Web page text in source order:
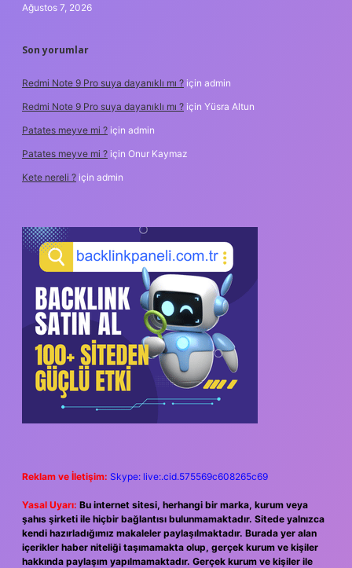
Ağustos 7, 2026
Son yorumlar
Redmi Note 9 Pro suya dayanıklı mı ? için admin
Redmi Note 9 Pro suya dayanıklı mı ? için Yüsra Altun
Patates meyve mi ? için admin
Patates meyve mi ? için Onur Kaymaz
Kete nereli ? için admin
Reklam ve İletişim: Skype: live:.cid.575569c608265c69
Yasal Uyarı: Bu internet sitesi, herhangi bir marka, kurum veya
şahıs şirketi ile hiçbir bağlantısı bulunmamaktadır. Sitede yalnızca
kendi hazırladığımız makaleler paylaşılmaktadır. Burada yer alan
içerikler haber niteliği taşımamakta olup, gerçek kurum ve kişiler
hakkında paylaşım yapılmamaktadır. Gerçek kurum ve kişiler ile